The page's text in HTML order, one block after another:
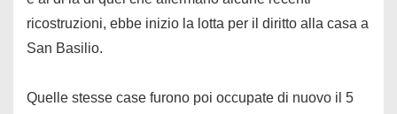
ricostruzioni, ebbe inizio la lotta per il diritto alla casa a
San Basilio.
Quelle stesse case furono poi occupate di nuovo il 5